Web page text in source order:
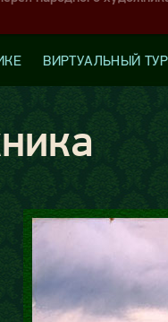
ВИРТУАЛЬНЫЙ ТУР